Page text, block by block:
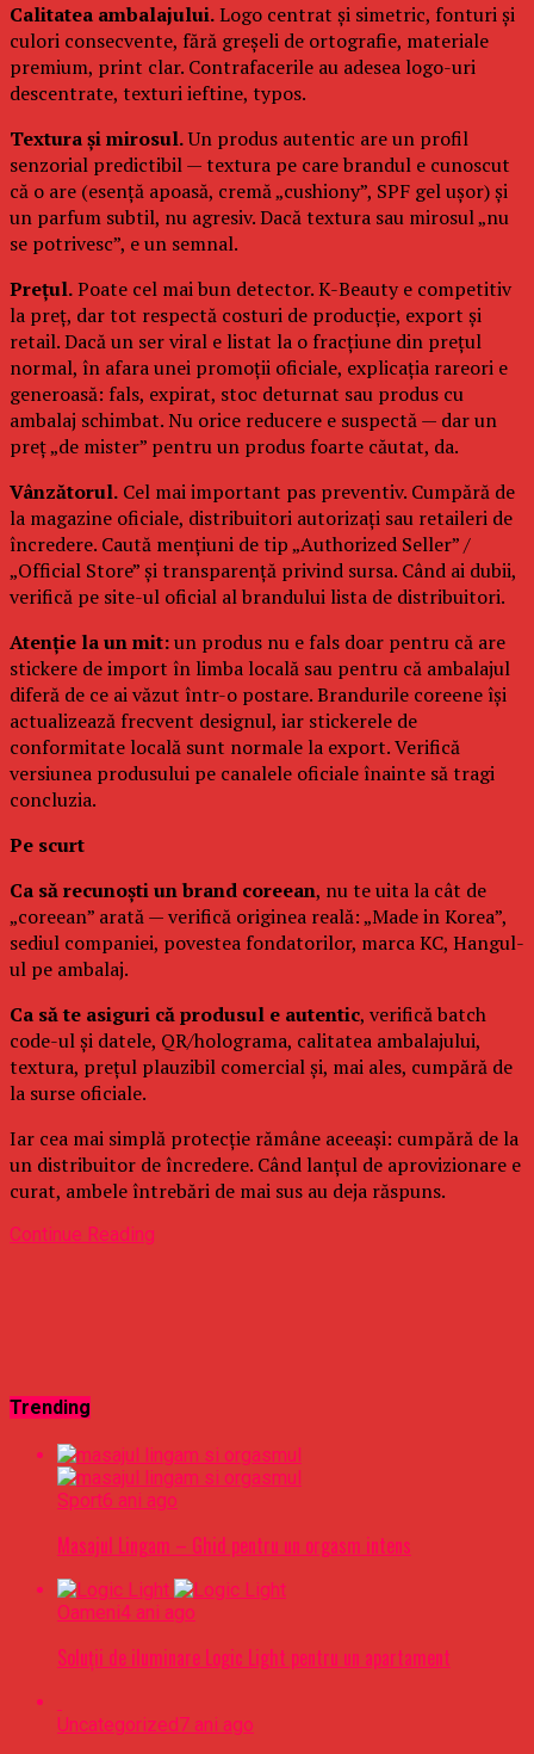
Calitatea ambalajului.Logo centrat și simetric, fonturi și
culori consecvente, fără greșeli de ortografie, materiale
premium, print clar. Contrafacerile au adesea logo-uri
descentrate, texturi ieftine, typos.
Textura și mirosul.Un produs autentic are un profil
senzorial predictibil — textura pe care brandul e cunoscut
că o are (esență apoasă, cremă „cushiony”, SPF gel ușor) și
un parfum subtil, nu agresiv. Dacă textura sau mirosul „nu
se potrivesc”, e un semnal.
Prețul.Poate cel mai bun detector. K-Beauty e competitiv
la preț, dar tot respectă costuri de producție, export și
retail. Dacă un ser viral e listat la o fracțiune din prețul
normal, în afara unei promoții oficiale, explicația rareori e
generoasă: fals, expirat, stoc deturnat sau produs cu
ambalaj schimbat. Nu orice reducere e suspectă — dar un
preț „de mister” pentru un produs foarte căutat, da.
Vânzătorul. Cel mai important pas preventiv. Cumpără de
la magazine oficiale, distribuitori autorizați sau retaileri de
încredere. Caută mențiuni de tip „Authorized Seller” /
„Official Store” și transparență privind sursa. Când ai dubii,
verifică pe site-ul oficial al brandului lista de distribuitori.
Atenție la un mit:un produs nu e fals doar pentru că are
stickere de import în limba locală sau pentru că ambalajul
diferă de ce ai văzut într-o postare. Brandurile coreene își
actualizează frecvent designul, iar stickerele de
conformitate locală sunt normale la export. Verifică
versiunea produsului pe canalele oficiale înainte să tragi
concluzia.
Pe scurt
Ca să recunoști un brand coreean, nu te uita la cât de
„coreean” arată — verifică originea reală: „Made in Korea”,
sediul companiei, povestea fondatorilor, marca KC, Hangul-
ul pe ambalaj.
Ca să te asiguri că produsul e autentic, verifică batch
code-ul și datele, QR/holograma, calitatea ambalajului,
textura, prețul plauzibil comercial și, mai ales, cumpără de
la surse oficiale.
Iar cea mai simplă protecție rămâne aceeași: cumpără de la
un distribuitor de încredere. Când lanțul de aprovizionare e
curat, ambele întrebări de mai sus au deja răspuns.
Continue Reading
Trending
Sport6 ani ago
Masajul Lingam – Ghid pentru un orgasm intens
Oameni4 ani ago
Soluții de iluminare Logic Light pentru un apartament
Uncategorized7 ani ago